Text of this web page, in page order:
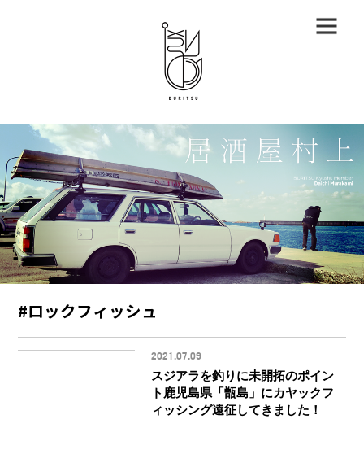
#ロックフィッシュ
2021.07.09
スジアラを釣りに未開拓のポイン
ト鹿児島県「甑島」にカヤックフ
ィッシング遠征してきました！